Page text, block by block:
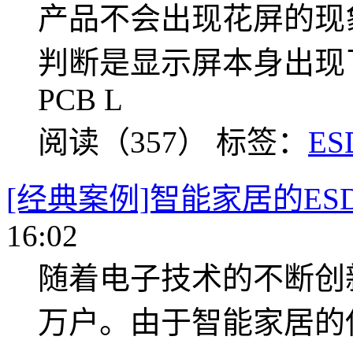
产品不会出现花屏的
判断是显示屏本身出
PCB L
阅读（357） 标签：
[经典案例]智能家居的
16:02
随着电子技术的不断
万户。由于智能家居